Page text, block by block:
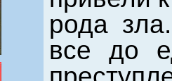
рода
все до